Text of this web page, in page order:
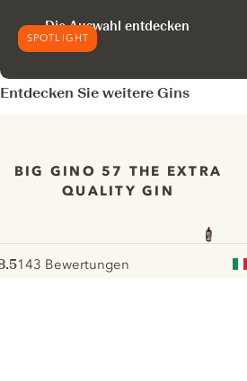
SPOTLIGHT
Die Auswahl entdecken
Entdecken Sie weitere Gins
BIG GINO 57 THE EXTRA
QUALITY GIN
143 Bewertungen